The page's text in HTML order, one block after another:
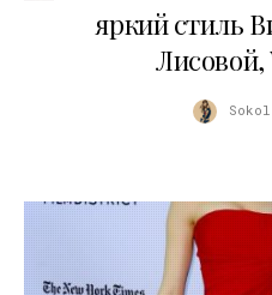
яркий стиль
Лисовой,